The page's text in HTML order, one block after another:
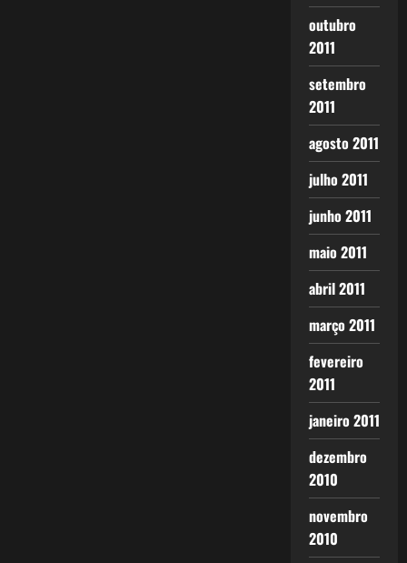
outubro
2011
setembro
2011
agosto 2011
julho 2011
junho 2011
maio 2011
abril 2011
março 2011
fevereiro
2011
janeiro 2011
dezembro
2010
novembro
2010